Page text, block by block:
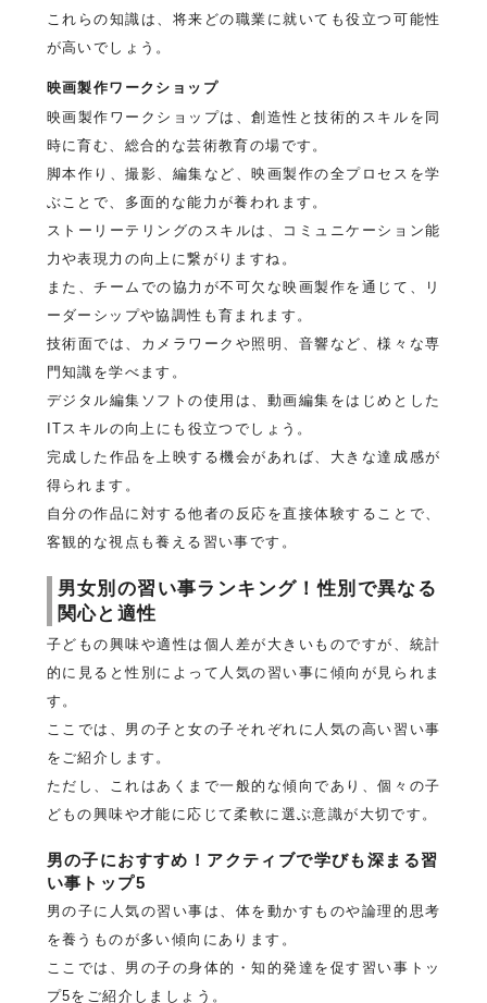
これらの知識は、将来どの職業に就いても役立つ可能性
が高いでしょう。
映画製作ワークショップ
映画製作ワークショップは、創造性と技術的スキルを同
時に育む、総合的な芸術教育の場です。
脚本作り、撮影、編集など、映画製作の全プロセスを学
ぶことで、多面的な能力が養われます。
ストーリーテリングのスキルは、コミュニケーション能
力や表現力の向上に繋がりますね。
また、チームでの協力が不可欠な映画製作を通じて、リ
ーダーシップや協調性も育まれます。
技術面では、カメラワークや照明、音響など、様々な専
門知識を学べます。
デジタル編集ソフトの使用は、動画編集をはじめとした
ITスキルの向上にも役立つでしょう。
完成した作品を上映する機会があれば、大きな達成感が
得られます。
自分の作品に対する他者の反応を直接体験することで、
客観的な視点も養える習い事です。
男女別の習い事ランキング！性別で異なる
関心と適性
子どもの興味や適性は個人差が大きいものですが、統計
的に見ると性別によって人気の習い事に傾向が見られま
す。
ここでは、男の子と女の子それぞれに人気の高い習い事
をご紹介します。
ただし、これはあくまで一般的な傾向であり、個々の子
どもの興味や才能に応じて柔軟に選ぶ意識が大切です。
男の子におすすめ！アクティブで学びも深まる習
い事トップ5
男の子に人気の習い事は、体を動かすものや論理的思考
を養うものが多い傾向にあります。
ここでは、男の子の身体的・知的発達を促す習い事トッ
プ5をご紹介しましょう。